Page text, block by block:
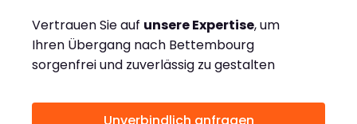
Vertrauen Sie auf unsere Expertise, um
Ihren Übergang nach Bettembourg
sorgenfrei und zuverlässig zu gestalten